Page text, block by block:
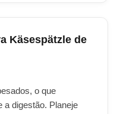
Käsespätzle de
o que
a digestão. Planeje